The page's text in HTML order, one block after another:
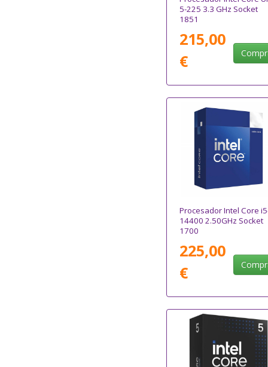
5-225 3.3 GHz Socket
1851
215,00
€
Procesador Intel Core
14400 2.50GHz Socket
1700
225,00
€